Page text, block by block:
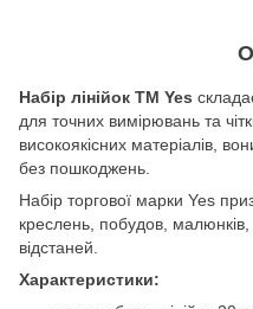
Набір лінійок ТМ Yes
для точних вимірювань та
високоякісних матеріалів,
без пошкоджень.
Набір торгової марки Yes
креслень, побудов, малюнків,
відстаней.
Характеристики: